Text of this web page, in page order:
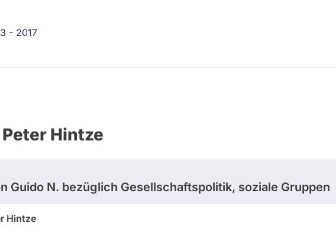
- 2017
Hintze
Guido N. bezüglich Gesellschaftspolitik, soziale Gruppen
Hintze